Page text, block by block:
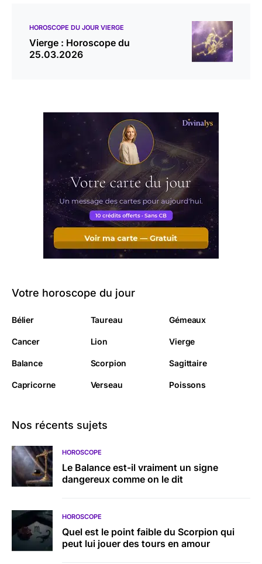
HOROSCOPE DU JOUR VIERGE
Vierge : Horoscope du
25.03.2026
Votre horoscope du jour
Bélier Taureau Gémeaux
Cancer Lion Vierge
Balance Scorpion Sagittaire
Capricorne Verseau Poissons
Nos récents sujets
HOROSCOPE
Le Balance est-il vraiment un signe
dangereux comme on le dit
HOROSCOPE
Quel est le point faible du Scorpion qui
peut lui jouer des tours en amour